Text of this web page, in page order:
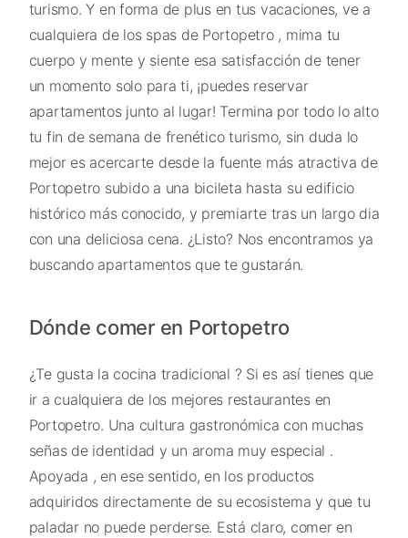
turismo. Y en forma de plus en tus vacaciones, ve a
cualquiera de los spas de Portopetro , mima tu
cuerpo y mente y siente esa satisfacción de tener
un momento solo para ti, ¡puedes reservar
apartamentos junto al lugar! Termina por todo lo alto
tu fin de semana de frenético turismo, sin duda lo
mejor es acercarte desde la fuente más atractiva de
Portopetro subido a una bicileta hasta su edificio
histórico más conocido, y premiarte tras un largo dia
con una deliciosa cena. ¿Listo? Nos encontramos ya
buscando apartamentos que te gustarán.
Dónde comer en Portopetro
¿Te gusta la cocina tradicional ? Si es así tienes que
ir a cualquiera de los mejores restaurantes en
Portopetro. Una cultura gastronómica con muchas
señas de identidad y un aroma muy especial .
Apoyada , en ese sentido, en los productos
adquiridos directamente de su ecosistema y que tu
paladar no puede perderse. Está claro, comer en